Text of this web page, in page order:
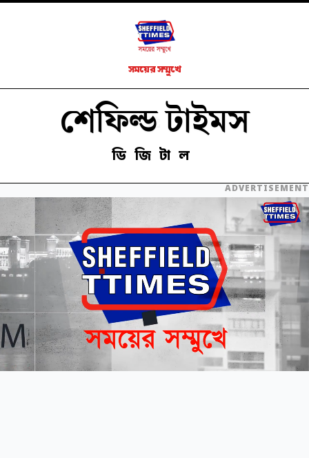
সময়ের সম্মুখে
শেফিল্ড টাইমস
ডিজিটাল
ADVERTISEMENT